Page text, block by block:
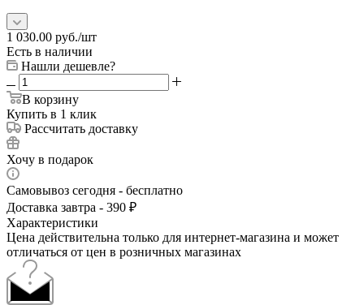
1 030.00 руб./шт
Есть в наличии
Нашли дешевле?
В корзину
Купить в 1 клик
Рассчитать доставку
Хочу в подарок
Самовывоз сегодня - бесплатно
Доставка завтра - 390 ₽
Характеристики
Цена действительна только для интернет-магазина и может
отличаться от цен в розничных магазинах